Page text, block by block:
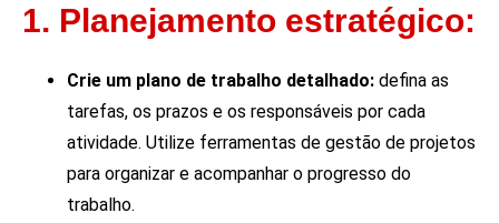
1. Planejamento estratégico:
Crie um plano de trabalho detalhado: defina as
tarefas, os prazos e os responsáveis por cada
atividade. Utilize ferramentas de gestão de projetos
para organizar e acompanhar o progresso do
trabalho.